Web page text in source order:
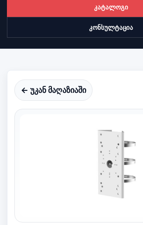
კატალოგი
კონსულტაცია
← უკან მაღაზიაში